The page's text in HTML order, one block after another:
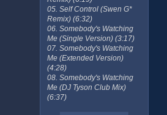
05. Self Control (Swen G*
Remix) (6:32)
06. Somebody's Watching
Me (Single Version) (3:17)
07. Somebody's Watching
Me (Extended Version)
(4:28)
08. Somebody's Watching
Me (DJ Tyson Club Mix)
(6:37)